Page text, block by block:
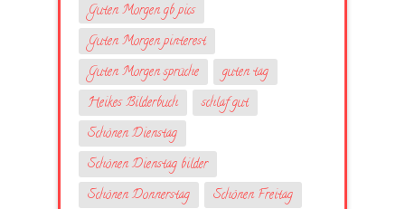
Guten Morgen gb pics
Guten Morgen pinterest
Guten Morgen sprüche
guten tag
Heikes Bilderbuch
schlaf gut
Schönen Dienstag
Schönen Dienstag bilder
Schönen Donnerstag
Schönen Freitag